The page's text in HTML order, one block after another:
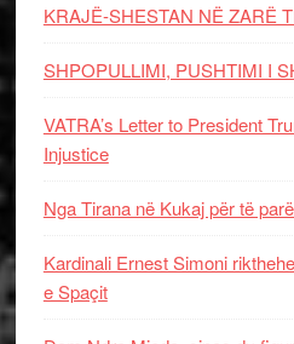
KRAJË-SHESTAN NË ZARË
SHPOPULLIMI, PUSHTIMI I
VATRA’s Letter to President
Injustice
Nga Tirana në Kukaj për të
Kardinali Ernest Simoni
e Spaçit